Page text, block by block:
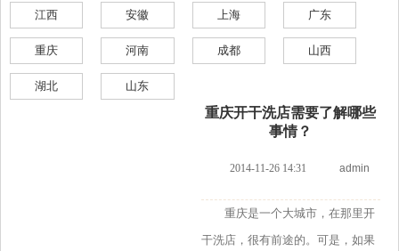
江西 安徽 上海 广东
重庆 河南 成都 山西
湖北 山东
重庆开干洗店需要了解哪些
事情？
2014-11-26 14:31 admin
重庆是一个大城市，在那里开
干洗店，很有前途的。可是，如果